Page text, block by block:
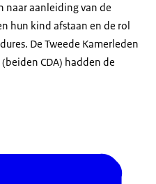
naar aanleiding van de
hun kind afstaan en de rol
De Tweede Kamerleden
CDA) hadden de